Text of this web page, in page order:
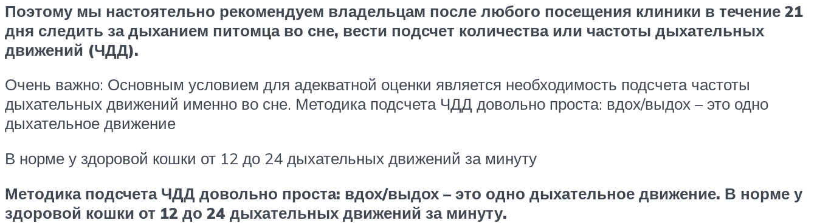
Поэтому мы настоятельно рекомендуем владельцам после любого посещения клиники в течение 21
дня следить за дыханием питомца во сне, вести подсчет количества или частоты дыхательных
движений (ЧДД).
Очень важно: Основным условием для адекватной оценки является необходимость подсчета частоты
дыхательных движений именно во сне. Методика подсчета ЧДД довольно проста: вдох/выдох – это одно
дыхательное движение
В норме у здоровой кошки от 12 до 24 дыхательных движений за минуту
Методика подсчета ЧДД довольно проста: вдох/выдох – это одно дыхательное движение. В норме у
здоровой кошки от 12 до 24 дыхательных движений за минуту.